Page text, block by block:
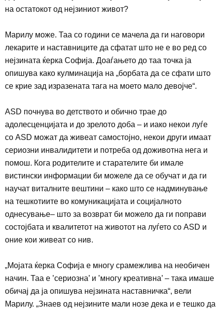
на остатокот од нејзиниот живот?
Марилу може. Таа со години се мачела да ги наговори
лекарите и наставниците да сфатат што не е во ред со
нејзината ќерка Софија. Доаѓањето до таа точка ја
опишува како кулминација на „борбата да се сфати што
се крие зад изразената тага на моето мало девојче“.
ASD почнува во детството и обично трае до
адолесценцијата и до зрелото доба – и иако некои луѓе
со ASD можат да живеат самостојно, некои други имаат
сериозни инвалидитети и потреба од доживотна нега и
помош. Кога родителите и старателите би имале
вистински информации би можеле да се обучат и да ги
научат виталните вештини – како што се надминување
на тешкотиите во комуникацијата и социјалното
однесување– што за возврат би можело да ги поправи
состојбата и квалитетот на животот на луѓето со ASD и
оние кои живеат со нив.
„Мојата ќерка Софија е многу срамежлива на необичен
начин. Таа е ’сериозна’ и ’многу креативна’ – така имаше
обичај да ја опишува нејзината наставничка“, вели
Марилу. „Знаев од нејзините мали нозе дека и е тешко да